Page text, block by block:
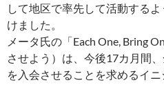
して地区で率先して活動する
けました。
メータ氏の「Each One, Bring
させよう）は、今後17カ月間
を入会させることを求めるイニ